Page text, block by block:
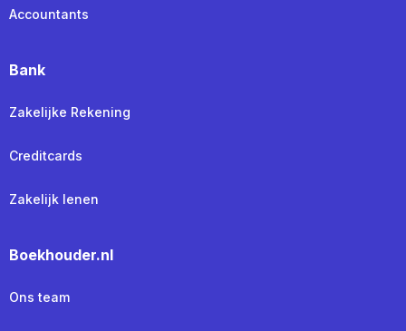
Accountants
Bank
Zakelijke Rekening
Creditcards
Zakelijk lenen
Boekhouder.nl
Ons team